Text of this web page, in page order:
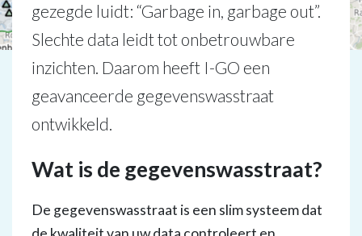
gezegde luidt: “Garbage in, garbage out”.
Slechte data leidt tot onbetrouwbare
inzichten. Daarom heeft I-GO een
geavanceerde gegevenswasstraat
ontwikkeld.
Wat is de gegevenswasstraat?
De gegevenswasstraat is een slim systeem dat